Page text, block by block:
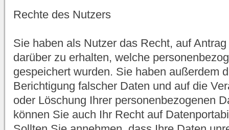
Rechte des Nutzers
Sie haben als Nutzer das Recht, auf
darüber zu erhalten, welche
gespeichert wurden. Sie haben außerdem
Berichtigung falscher Daten und auf die
oder Löschung Ihrer personenbezogenen
können Sie auch Ihr Recht auf